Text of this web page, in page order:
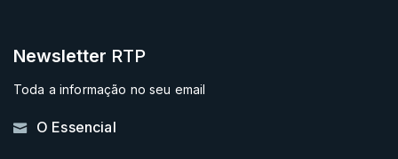
Newsletter RTP
Toda a informação no seu email
O Essencial